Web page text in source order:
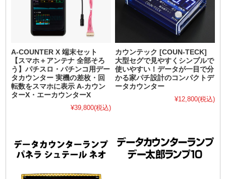
A-COUNTER X 端末セット
【スマホ＋アンテナ 全部そろ
う】パチスロ・パチンコ用デー
タカウンター 実機の差枚・回
転数をスマホに表示 A-カウン
ターX・エーカウンターX
¥39,800(税込)
カウンテック [COUN-TECK]
大型セグで見やすくシンプルで
使いやすい！データが一目で分
かる家パチ設計のコンパクトデ
ータカウンター
¥12,800(税込)